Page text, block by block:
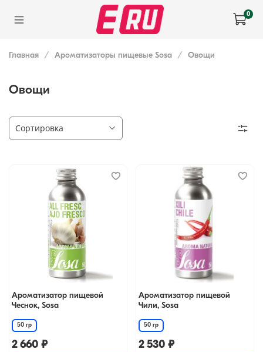
0
Главная Ароматизаторы пищевые Sosa Овощи
Овощи
Ароматизатор пищевой
Чеснок, Sosa
50 гр
2 660 ₽
Ароматизатор пищевой
Чили, Sosa
50 гр
2 530 ₽